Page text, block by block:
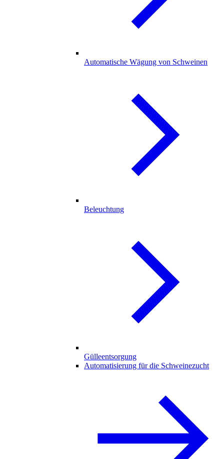
Automatische Wägung von Schweinen
Beleuchtung
Gülleentsorgung
Automatisierung für die Schweinezucht